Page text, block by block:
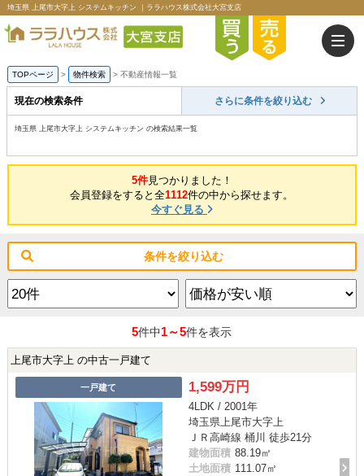
埼玉県 上尾市大字上 システムキッチン ｜ララハウス株式会社大宮支店
TOPページ > 物件検索 > 不動産情報一覧
現在の検索条件 さらに条件を絞り込む
埼玉県 上尾市大字上 システムキッチン の検索結果一覧
5件見つかりました！
会員登録をすると全1112件の中から探せます。
今すぐ見る
条件を絞り込む
5件中1～5件を表示
上尾市大字上 の中古一戸建て
一戸建て 1,599万円
4LDK / 2001年
埼玉県上尾市大字上
ＪＲ高崎線 桶川 徒歩21分
建物面積 88.19㎡
土地面積 111.07㎡